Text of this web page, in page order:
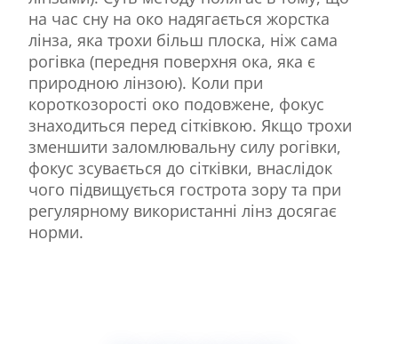
на час сну на око надягається жорстка
лінза, яка трохи більш плоска, ніж сама
рогівка (передня поверхня ока, яка є
природною лінзою). Коли при
короткозорості око подовжене, фокус
знаходиться перед сітківкою. Якщо трохи
зменшити заломлювальну силу рогівки,
фокус зсувається до сітківки, внаслідок
чого підвищується гострота зору та при
регулярному використанні лінз досягає
норми.